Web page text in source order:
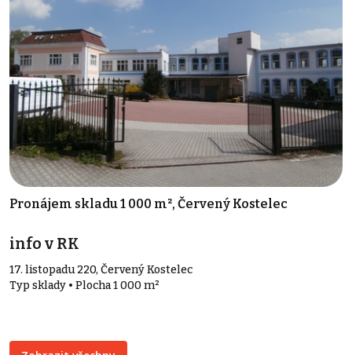
Pronájem skladu 1 000 m², Červený Kostelec
info v RK
17. listopadu 220, Červený Kostelec
Typ sklady • Plocha 1 000 m²